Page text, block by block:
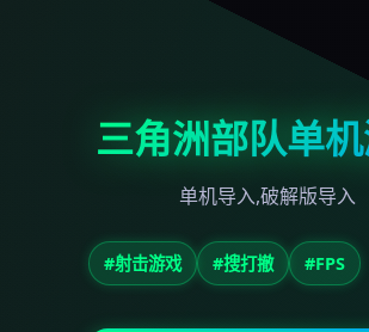
三角洲部队单
单机导入,破解版导入
#射击游戏 #搜打撤 #FPS